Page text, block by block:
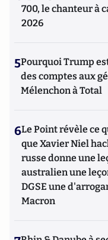
700, le chanteur à
2026
5Pourquoi Trump
des comptes aux
Mélenchon à Total
6Le Point révèle ce
que Xavier Niel
russe donne une
australien une
DGSE une
Macron